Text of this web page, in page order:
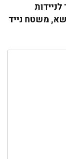
משטח נייד